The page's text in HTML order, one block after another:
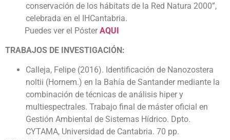
conservación de los hábitats de la Red Natura 2000”,
celebrada en el IHCantabria.
Puedes ver el Póster AQUI
TRABAJOS DE INVESTIGACIÓN:
Calleja, Felipe (2016). Identificación de Nanozostera
noltii (Hornem.) en la Bahía de Santander mediante la
combinación de técnicas de análisis hiper y
multiespectrales. Trabajo final de máster oficial en
Gestión Ambiental de Sistemas Hídrico. Dpto.
CYTAMA, Universidad de Cantabria. 70 pp.